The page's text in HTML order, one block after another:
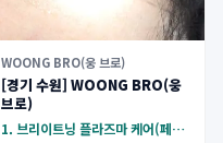
WOONG BRO(웅 브로)
[경기 수원] WOONG BRO(웅
브로)
1. 브리이트닝 플라즈마 케어(페이스 시술),2. 모공타이트닝. 리프팅 플라즈마 케어(페이스 시술),3. 문제성 피부 플라즈마 케어